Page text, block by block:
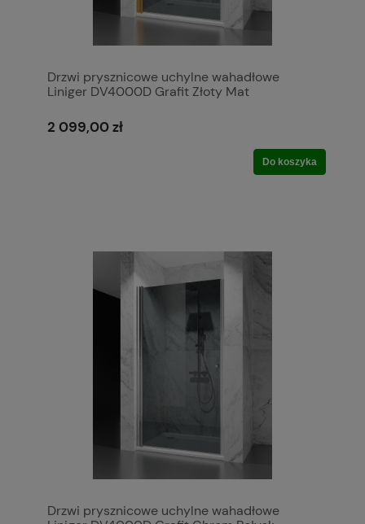
Drzwi prysznicowe uchylne wahadłowe
Liniger DV4000D Grafit Złoty Mat
2 099,00 zł
Do koszyka
Drzwi prysznicowe uchylne wahadłowe